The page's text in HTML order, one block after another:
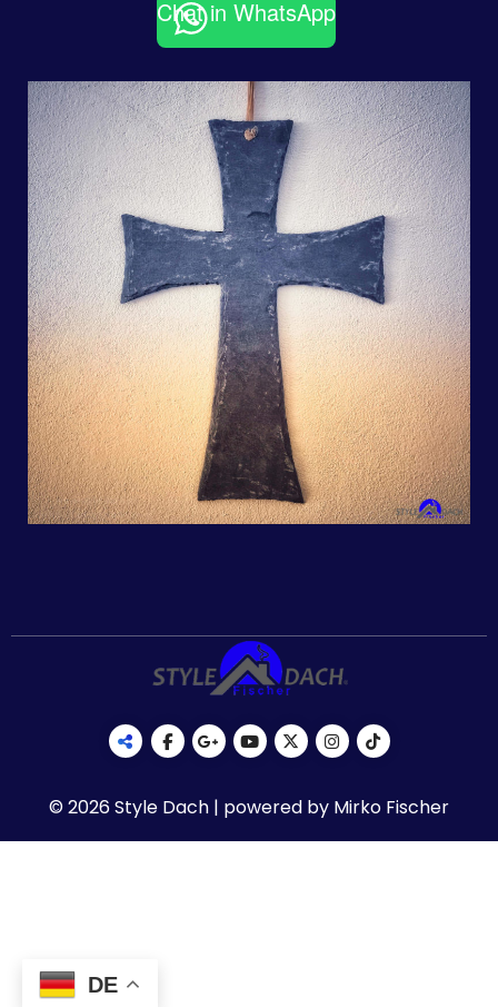
Chat in WhatsApp
© 2026 Style Dach | powered by Mirko Fischer
DE